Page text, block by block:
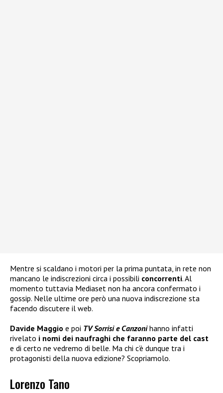
Mentre si scaldano i motori per la prima puntata, in rete non
mancano le indiscrezioni circa i possibili concorrenti. Al
momento tuttavia Mediaset non ha ancora confermato i
gossip. Nelle ultime ore però una nuova indiscrezione sta
facendo discutere il web.
Davide Maggio e poi TV Sorrisi e Canzonihanno infatti
rivelato i nomi dei naufraghi che faranno parte del cast
e di certo ne vedremo di belle. Ma chi c’è dunque tra i
protagonisti della nuova edizione? Scopriamolo.
Lorenzo Tano